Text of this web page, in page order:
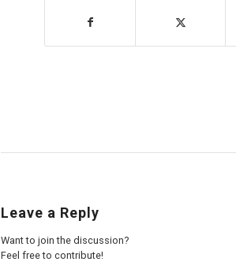
Leave a Reply
Want to join the discussion?
Feel free to contribute!